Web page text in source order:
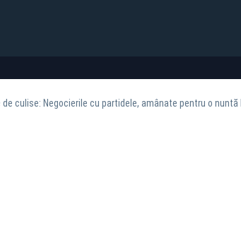
culise: Negocierile cu partidele, amânate pentru o